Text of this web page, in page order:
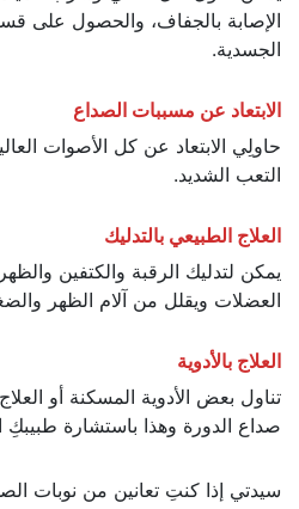
الإصابة بالجفاف، والحصول على
الجسدية.
الابتعاد عن مسببات الصداع
حاولِي الابتعاد عن كل الأصوات
التعب الشديد.
العلاج الطبيعي بالتدليك
يمكن لتدليك الرقبة والكتفين
العضلات ويقلل من آلام الظهر
العلاج بالأدوية
تناول بعض الأدوية المسكنة أو
صداع الدورة وهذا باستشارة طبيبكِ
سيدتي إذا كنتِ تعانين من نوبات